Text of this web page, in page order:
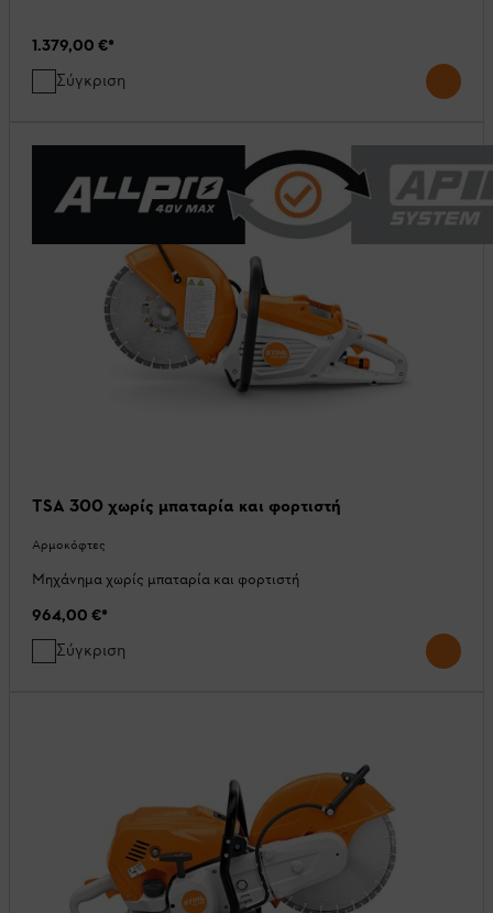
1.379,00 €*
Σύγκριση
TSA 300 χωρίς μπαταρία και φορτιστή
Αρμοκόφτες
Μηχάνημα χωρίς μπαταρία και φορτιστή
964,00 €*
Σύγκριση